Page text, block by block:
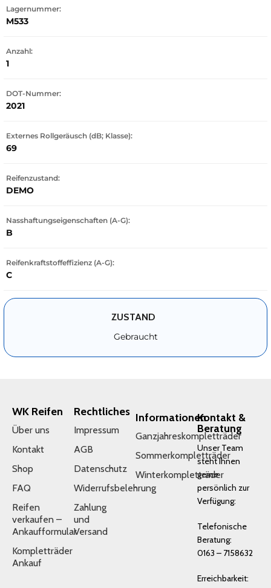
Lagernummer:
M533
Anzahl:
1
DOT-Nummer:
2021
Externes Rollgeräusch (dB; Klasse):
69
Reifenzustand:
DEMO
Nasshaftungseigenschaften (A-G):
B
Reifenkraftstoffeffizienz (A-G):
C
ZUSTAND
Gebraucht
WK Reifen
Über uns
Kontakt
Shop
FAQ
Reifen
verkaufen –
Ankaufformular
Kompletträder
Ankauf
Rechtliches
Impressum
AGB
Datenschutz
Widerrufsbelehrung
Zahlung
und
Versand
Informationen
Ganzjahreskompletträder
Sommerkompletträder
Winterkompletträder
Kontakt &
Beratung
Unser Team
steht Ihnen
gerne
persönlich zur
Verfügung:
Telefonische
Beratung:
0163 – 7158632
Erreichbarkeit: